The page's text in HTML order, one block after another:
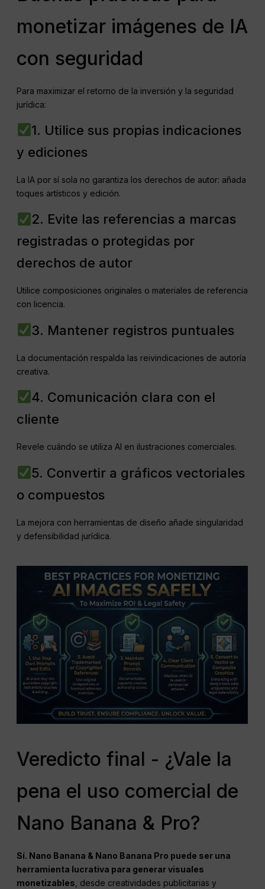
monetizar imágenes de IA
con seguridad
Para maximizar el retorno de la inversión y la seguridad
jurídica:
1. Utilice sus propias indicaciones
y ediciones
La IA por sí sola no garantiza los derechos de autor: añada
toques artísticos y edición.
2. Evite las referencias a marcas
registradas o protegidas por
derechos de autor
Utilice composiciones originales o materiales de referencia
con licencia.
3. Mantener registros puntuales
La documentación respalda las reivindicaciones de autoría
creativa.
4. Comunicación clara con el
cliente
Revele cuándo se utiliza AI en ilustraciones comerciales.
5. Convertir a gráficos vectoriales
o compuestos
La mejora con herramientas de diseño añade singularidad
y defensibilidad jurídica.
Veredicto final - ¿Vale la
pena el uso comercial de
Nano Banana & Pro?
Sí. Nano Banana & Nano Banana Pro puede ser una
herramienta lucrativa para generar visuales
monetizables , desde creatividades publicitarias y